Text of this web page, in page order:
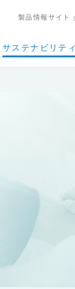
製品情報サイト
サステナビリティ